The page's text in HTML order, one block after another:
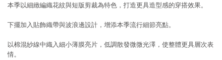
本季以細緻編織花紋與短版剪裁為特色，打造更具造型感的穿搭效果。
下擺加入貼飾織帶與波浪邊設計，增添本季流行細節亮點。
以棉混紗線中織入細小薄膜亮片，低調散發微微光澤，使整體更具層次表
情。